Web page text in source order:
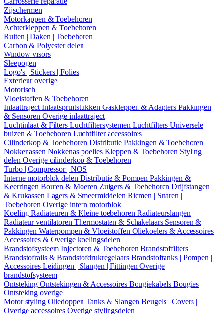
Zijschermen
Motorkappen & Toebehoren
Achterkleppen & Toebehoren
Ruiten | Daken | Toebehoren
Carbon & Polyester delen
Window visors
Sleepogen
Logo's | Stickers | Folies
Exterieur overige
Motorisch
Vloeistoffen & Toebehoren
Inlaattraject Inlaatspruitstukken Gaskleppen & Adapters Pakkingen
& Sensoren Overige inlaattraject
Luchtinlaat & Filters Luchtfiltersystemen Luchtfilters Universele
buizen & Toebehoren Luchtfilter accessoires
Cilinderkop & Toebehoren Distributie Pakkingen & Toebehoren
Nokkenassen Nokkenas poelies Kleppen & Toebehoren Styling
delen Overige cilinderkop & Toebehoren
Turbo | Compressor | NOS
Interne motorblok delen Distributie & Pompen Pakkingen &
Keerringen Bouten & Moeren Zuigers & Toebehoren Drijfstangen
& Krukassen Lagers & Smeermiddelen Riemen | Snaren |
Toebehoren Overige intern motorblok
Koeling Radiateuren & Kleine toebehoren Radiateurslangen
Radiateur ventilatoren Thermostaten & Schakelaars Sensoren &
Pakkingen Waterpompen & Vloeistoffen Oliekoelers & Accessoires
Accessoires & Overige koelingsdelen
Brandstofsysteem Injectoren & Toebehoren Brandstoffilters
Brandstofrails & Brandstofdrukregelaars Brandstoftanks | Pompen |
Accessoires Leidingen | Slangen | Fittingen Overige
brandstofsysteem
Ontsteking Ontstekingen & Accessoires Bougiekabels Bougies
Ontsteking overige
Motor styling Oliedoppen Tanks & Slangen Beugels | Covers |
Overige accessoires Overige stylingsdelen